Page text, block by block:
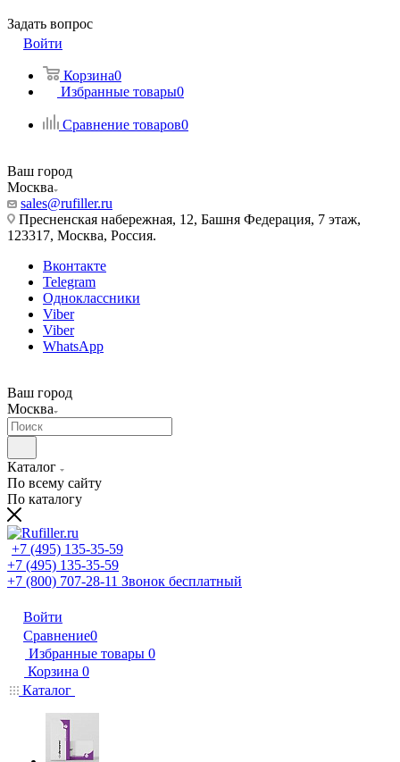
Задать вопрос
Войти
Корзина0
Избранные товары0
Сравнение товаров0
Ваш город
Москва
sales@rufiller.ru
Пресненская набережная, 12, Башня Федерация, 7 этаж,
123317, Москва, Россия.
Вконтакте
Telegram
Одноклассники
Viber
Viber
WhatsApp
Ваш город
Москва
Каталог
По всему сайту
По каталогу
+7 (495) 135-35-59
+7 (495) 135-35-59
+7 (800) 707-28-11 Звонок бесплатный
Войти
Сравнение0
Избранные товары 0
Корзина 0
Каталог